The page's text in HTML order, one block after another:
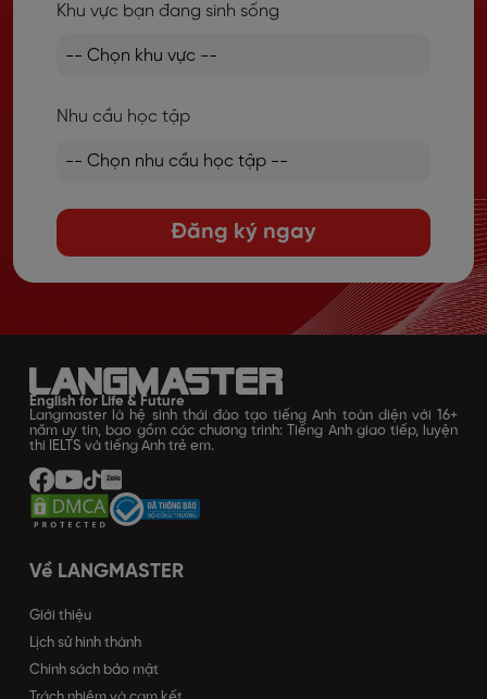
Khu vực bạn đang sinh sống
Nhu cầu học tập
Đăng ký ngay
English for Life & Future
Langmaster là hệ sinh thái đào tạo tiếng Anh toàn diện với 16+
năm uy tín, bao gồm các chương trình: Tiếng Anh giao tiếp, luyện
thi IELTS và tiếng Anh trẻ em.
Về LANGMASTER
Giới thiệu
Lịch sử hình thành
Chính sách bảo mật